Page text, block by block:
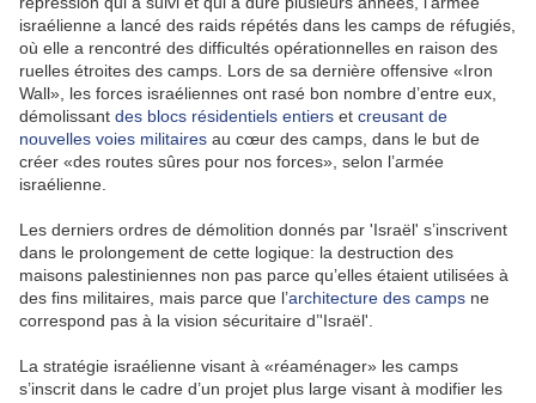
israélienne a lancé des raids répétés dans les camps de réfugiés,
où elle a rencontré des difficultés opérationnelles en raison des
ruelles étroites des camps. Lors de sa dernière offensive «Iron
Wall», les forces israéliennes ont rasé bon nombre d’entre eux,
démolissant des blocs résidentiels entiers et creusant de
nouvelles voies militaires au cœur des camps, dans le but de
créer «des routes sûres pour nos forces», selon l’armée
israélienne.
Les derniers ordres de démolition donnés par 'Israël' s’inscrivent
dans le prolongement de cette logique: la destruction des
maisons palestiniennes non pas parce qu’elles étaient utilisées à
des fins militaires, mais parce que l’architecture des camps ne
correspond pas à la vision sécuritaire d’'Israël'.
La stratégie israélienne visant à «réaménager» les camps
s’inscrit dans le cadre d’un projet plus large visant à modifier les